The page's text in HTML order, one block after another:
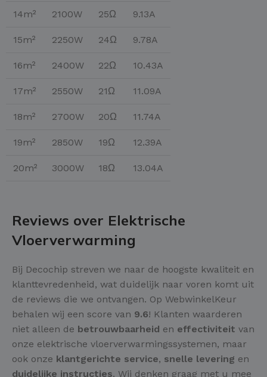
14m² 2100W 25Ω 9.13A
15m² 2250W 24Ω 9.78A
16m² 2400W 22Ω 10.43A
17m² 2550W 21Ω 11.09A
18m² 2700W 20Ω 11.74A
19m² 2850W 19Ω 12.39A
20m² 3000W 18Ω 13.04A
Reviews over Elektrische
Vloerverwarming
Bij Decochip streven we naar de hoogste kwaliteit en
klanttevredenheid, wat duidelijk naar voren komt uit
de reviews die we ontvangen. Op WebwinkelKeur
behalen wij een score van 9.6! Klanten waarderen
niet alleen de betrouwbaarheid en effectiviteit van
onze elektrische vloerverwarmingssystemen, maar
ook onze klantgerichte service, snelle levering en
duidelijke instructies. Wij denken graag met u mee